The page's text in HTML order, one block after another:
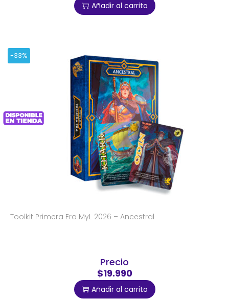
Añadir al carrito
-33%
Toolkit Primera Era MyL 2026 – Ancestral
Precio
$19.990
Añadir al carrito